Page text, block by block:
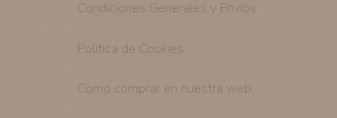
Condiciones Generales y Envíos
Politica de Cookies
Como comprar en nuestra web